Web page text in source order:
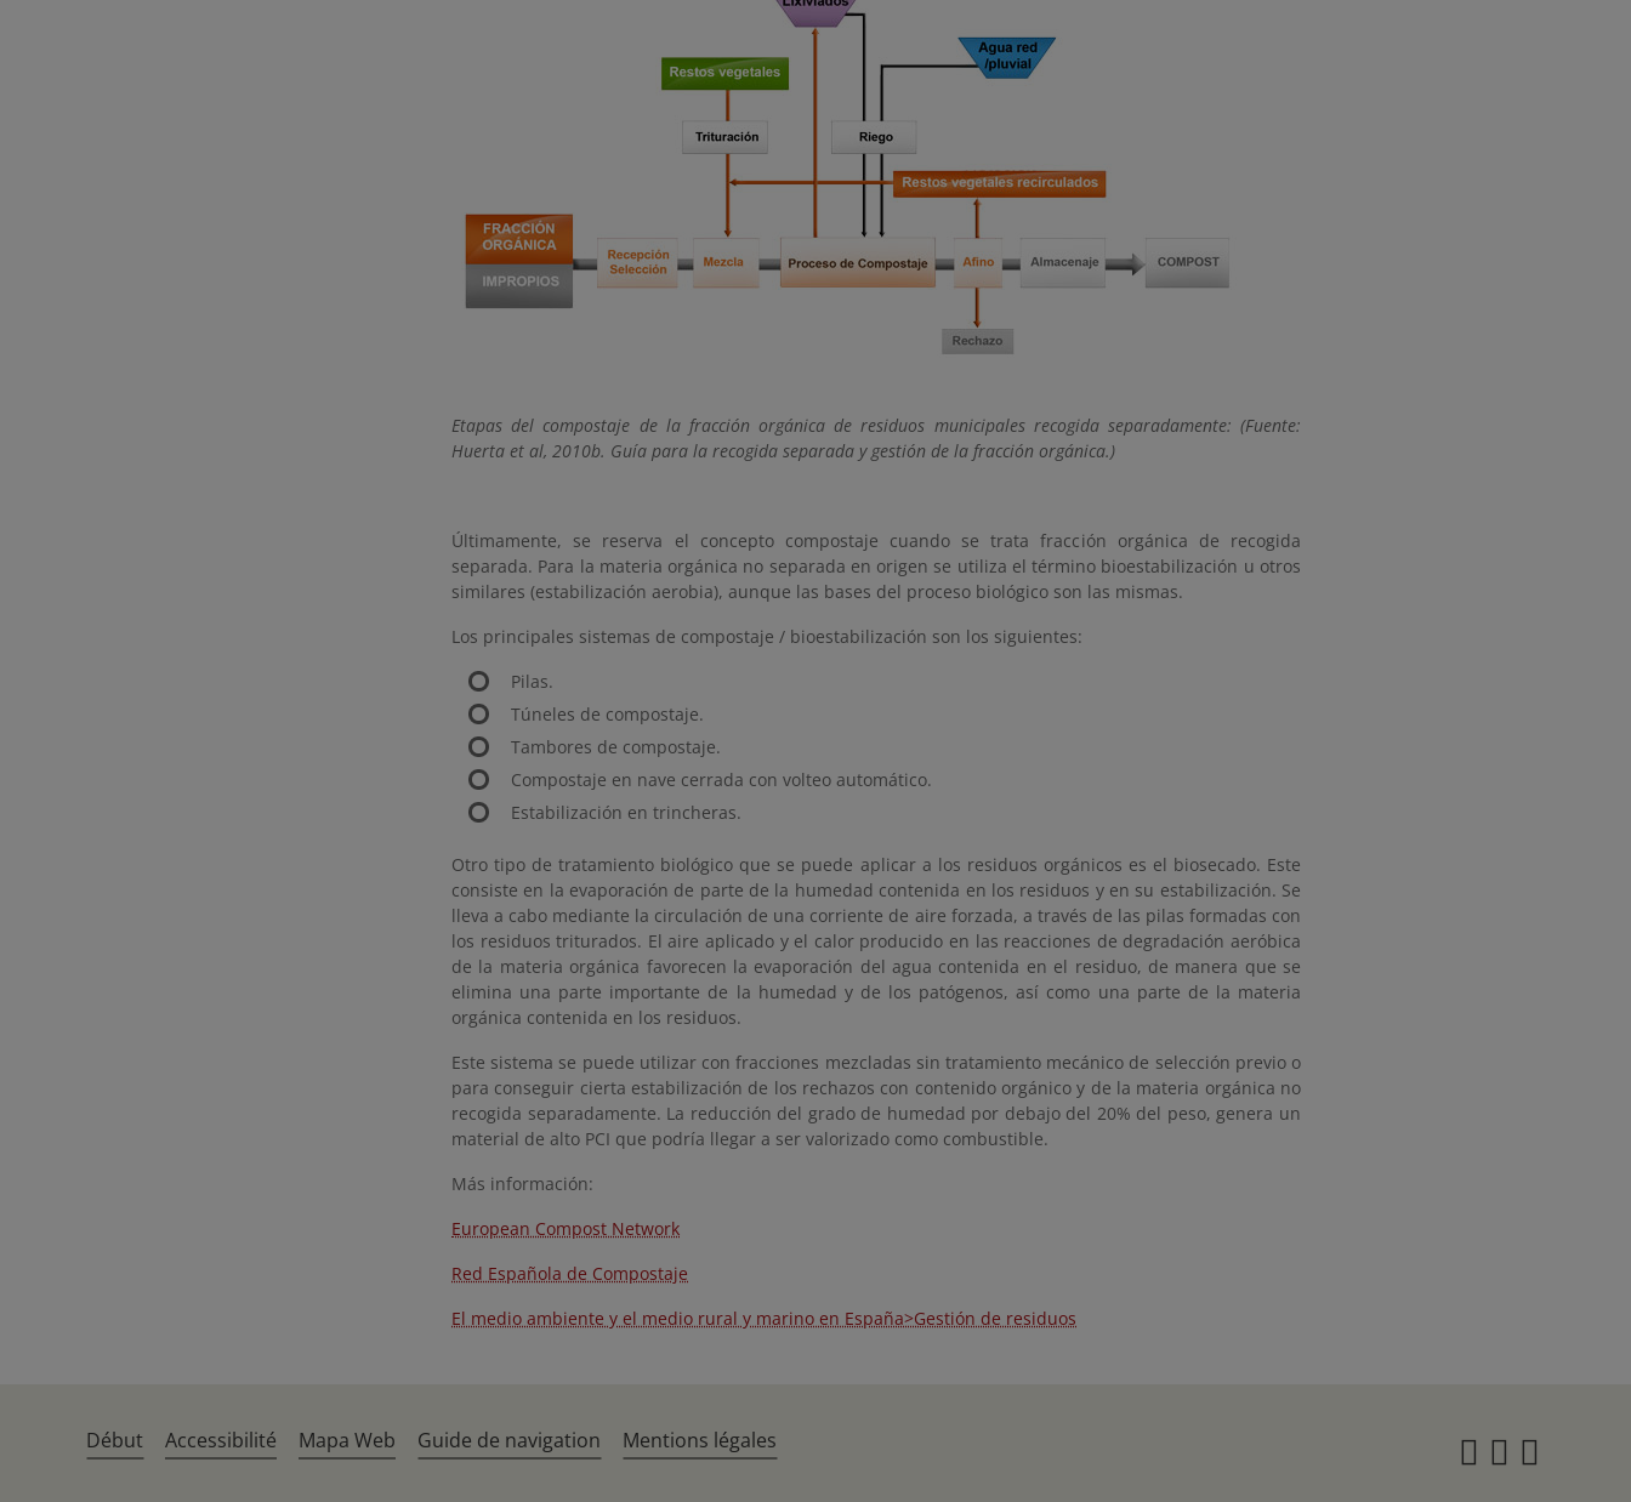
Etapas del compostaje de la fracción orgánica de residuos municipales recogida separadamente: (Fuente:
Huerta et al, 2010b. Guía para la recogida separada y gestión de la fracción orgánica.)
Últimamente, se reserva el concepto compostaje cuando se trata fracción orgánica de recogida
separada. Para la materia orgánica no separada en origen se utiliza el término bioestabilización u otros
similares (estabilización aerobia), aunque las bases del proceso biológico son las mismas.
Los principales sistemas de compostaje / bioestabilización son los siguientes:
Pilas.
Túneles de compostaje.
Tambores de compostaje.
Compostaje en nave cerrada con volteo automático.
Estabilización en trincheras.
Otro tipo de tratamiento biológico que se puede aplicar a los residuos orgánicos es el biosecado. Este
consiste en la evaporación de parte de la humedad contenida en los residuos y en su estabilización. Se
lleva a cabo mediante la circulación de una corriente de aire forzada, a través de las pilas formadas con
los residuos triturados. El aire aplicado y el calor producido en las reacciones de degradación aeróbica
de la materia orgánica favorecen la evaporación del agua contenida en el residuo, de manera que se
elimina una parte importante de la humedad y de los patógenos, así como una parte de la materia
orgánica contenida en los residuos.
Este sistema se puede utilizar con fracciones mezcladas sin tratamiento mecánico de selección previo o
para conseguir cierta estabilización de los rechazos con contenido orgánico y de la materia orgánica no
recogida separadamente. La reducción del grado de humedad por debajo del 20% del peso, genera un
material de alto PCI que podría llegar a ser valorizado como combustible.
Más información:
European Compost Network
Red Española de Compostaje
El medio ambiente y el medio rural y marino en España>Gestión de residuos
Début Accessibilité Mapa Web Guide de navigation Mentions légales Twitter